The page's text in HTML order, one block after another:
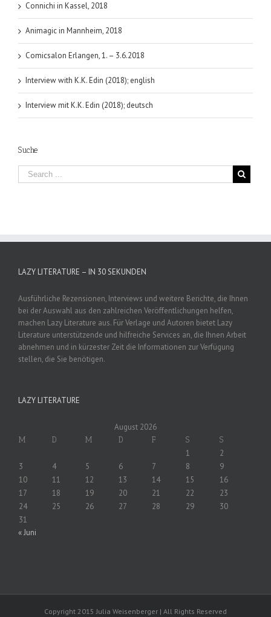
Connichi in Kassel, 2018
Animagic in Mannheim, 2018
Comicsalon Erlangen, 1. – 3.6.2018
Interview with K.K. Edin (2018); english
Interview mit K.K. Edin (2018); deutsch
Suche
LAZY LITERATURE – IN 30 SEKUNDEN
Ausführliche Rezensionen, Interviews und weitere Berichte, die Ihnen
bei der Auswahl aus den zahlreichen Veröffentlichungen helfen,
machen Lazy Literature aus. Für Verlage und Autoren bietet Lazy
Literature unterstützende und hilfreiche Services an, die Ihnen Arbeit
abnehmen und in kürzester Zeit die Informationen zur Verfügung
stellen, die Sie benötigen.
LAZY LITERATURE
August 2026
M D M D F S S
1
2
3
4 5 6 7 8
9
10
11 12 13 14 15
16
17
18 19 20 21 22
23
24
25 26 27 28 29
30
31
« Juni
Copyright 2015 Julia Weisenberger | All Rights Reserved